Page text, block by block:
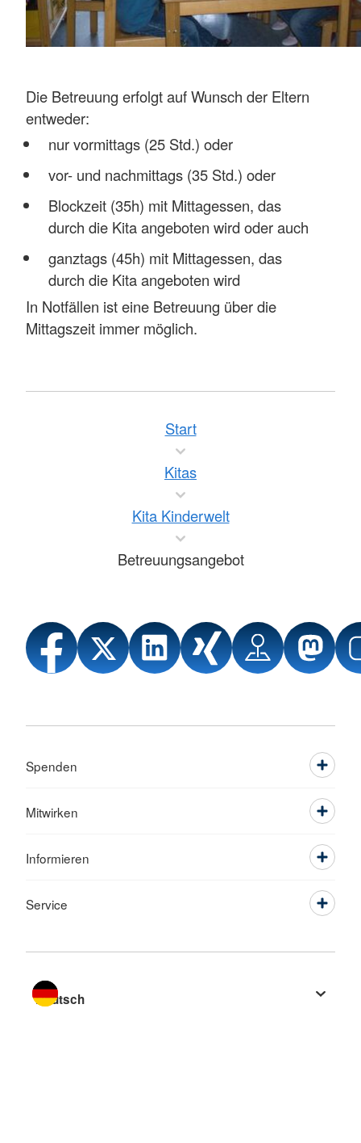
Die Betreuung erfolgt auf Wunsch der Eltern
entweder:
nur vormittags (25 Std.) oder
vor- und nachmittags (35 Std.) oder
Blockzeit (35h) mit Mittagessen, das
durch die Kita angeboten wird oder auch
ganztags (45h) mit Mittagessen, das
durch die Kita angeboten wird
In Notfällen ist eine Betreuung über die
Mittagszeit immer möglich.
Start
Kitas
Kita Kinderwelt
Betreuungsangebot
Spenden
Mitwirken
Informieren
Service
Sprache wechseln zu